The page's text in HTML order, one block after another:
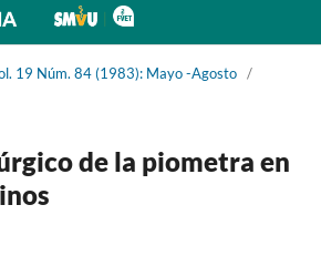
19 Núm. 84 (1983): Mayo -Agosto /
de la piometra en